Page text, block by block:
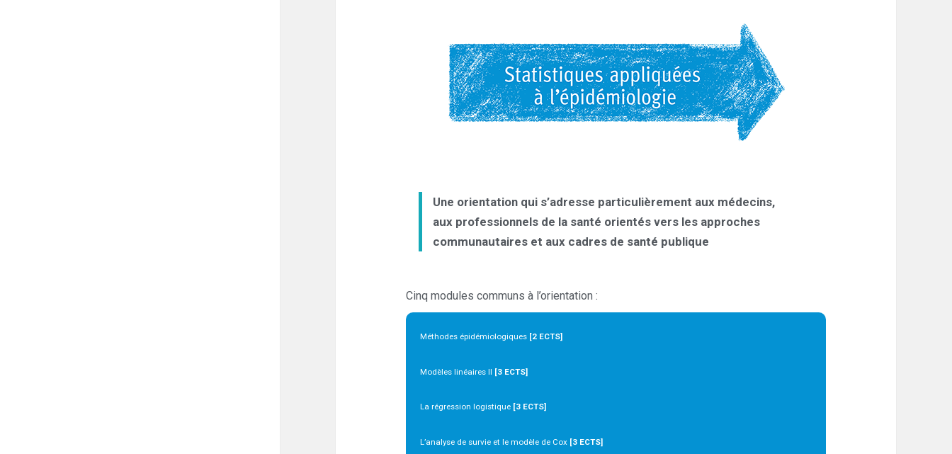
Une orientation qui s’adresse particulièrement aux médecins,
aux professionnels de la santé orientés vers les approches
communautaires et aux cadres de santé publique
Cinq modules communs à l’orientation :
Méthodes épidémiologiques [2 ECTS]
Modèles linéaires II [3 ECTS]
La régression logistique [3 ECTS]
L’analyse de survie et le modèle de Cox [3 ECTS]